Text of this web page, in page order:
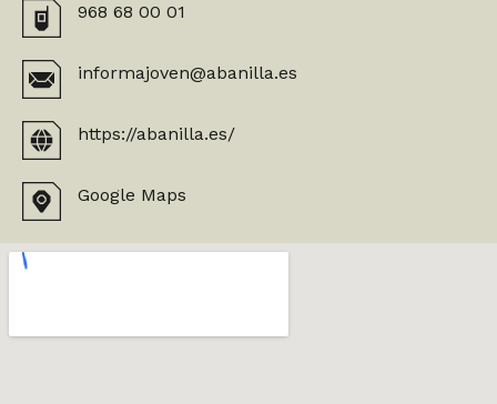
968 68 00 01
informajoven@abanilla.es
https://abanilla.es/
Google Maps